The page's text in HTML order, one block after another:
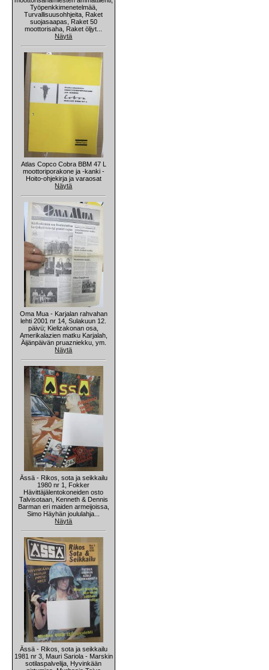
Työpenkkimenetelmää,
Turvallisuusohhjeita, Raket
suojasaapas, Raket 50
moottorisaha, Raket öljyt...
Näytä
Atlas Copco Cobra BBM 47 L
moottoriporakone ja -kanki -
Hoito-ohjekirja ja varaosat
Näytä
Oma Mua - Karjalan rahvahan
lehti 2001 nr 14, Sulakuun 12.
päivü; Kielizakonan osa,
Amerikalazien matku Karjalah,
Äijänpäivän pruazniekku, ym.
Näytä
Ässä - Rikos, sota ja seikkailu
1980 nr 1, Fokker
Hävittäjälentokoneiden osto
Talvisotaan, Kenneth & Dennis
Barman eri maiden armeijoissa,
Simo Häyhän joululahja...
Näytä
Ässä - Rikos, sota ja seikkailu
1981 nr 3, Mauri Sariola - Marskin
sotilaspalvelija, Hyvinkään